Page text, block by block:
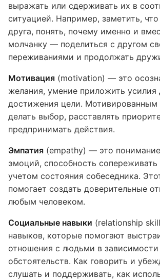
выражать или сдерживать их в
ситуацией. Например, заметить,
друга, понять, почему именно и
молчанку — поделиться с другом
переживаниями и продолжать
Мотивация (motivation) — это
желания, умение приложить усилия
достижения цели.
делать выбор, расставлять
предпринимать действия.
Эмпатия (empathy) — это
эмоций, способность
учетом состояния собеседника.
помогает создать доверительные
любым человеком.
Социальные навыки (relationship
навыков, которые помогают
отношения с людьми в зависимости
обстоятельств. Как говорить и
слушать и поддерживать, как